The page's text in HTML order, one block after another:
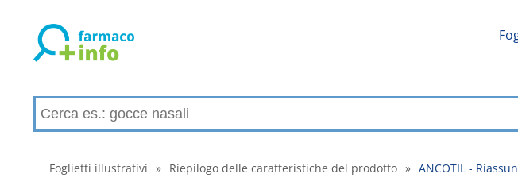
Foglietti illustrativi » Riepilogo delle caratteristiche del prodotto » ANCOTIL -